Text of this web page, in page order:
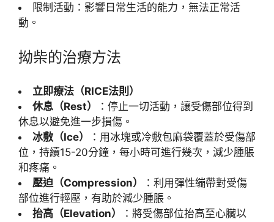
限制活動：影響日常生活的能力，無法正常活
動。
拗柴的治療方法
立即療法（RICE法則）
休息（Rest）
：停止一切活動，讓受傷部位得到
休息以避免進一步損傷。
冰敷（Ice）
：用冰塊或冷敷包麻袋覆蓋於受傷部
位，持續15-20分鐘，每小時可進行幾次，減少腫脹
和疼痛。
壓迫（Compression）
：利用彈性繃帶對受傷
部位進行輕壓，有助於減少腫脹。
抬高（Elevation）
：將受傷部位抬高至心臟以